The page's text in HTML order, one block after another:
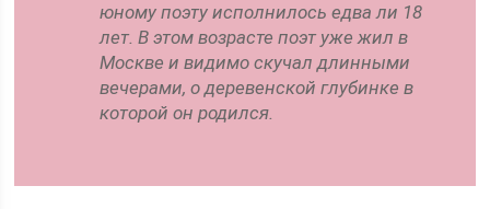
юному поэту исполнилось едва ли 18
лет. В этом возрасте поэт уже жил в
Москве и видимо скучал длинными
вечерами, о деревенской глубинке в
которой он родился.